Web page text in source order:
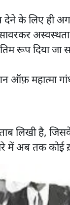
के लिए ही
रूप दिया जा
ऑफ़ महात्मा
लिखी है,
में अब तक कोई